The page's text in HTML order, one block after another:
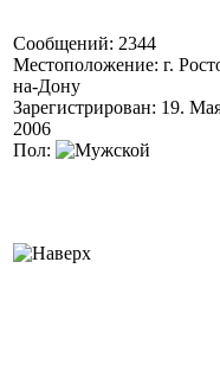
Сообщений: 2344
Местоположение: г.
на-Дону
Зарегистрирован: 19.
2006
Пол: